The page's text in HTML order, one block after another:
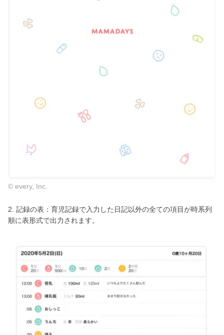
© every, Inc.
2. 記録の表：育児記録で入力した日記以外の全ての項目が時系列
順に表形式で出力されます。